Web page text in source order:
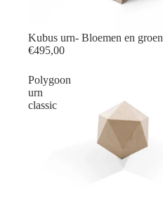
Kubus urn- Bloemen en groen
€495,00
Polygoon
urn
classic